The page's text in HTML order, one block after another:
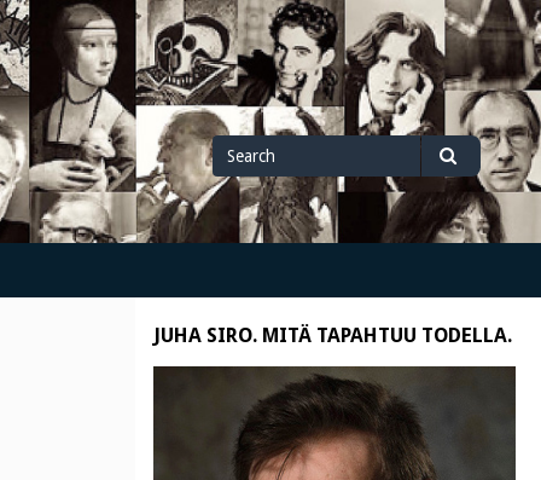
Search
for
Search
JUHA SIRO. MITÄ TAPAHTUU TODELLA.